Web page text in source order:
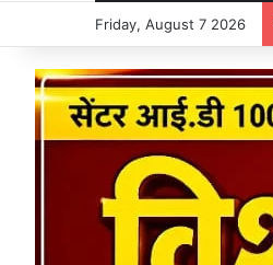
Friday, August 7 2026